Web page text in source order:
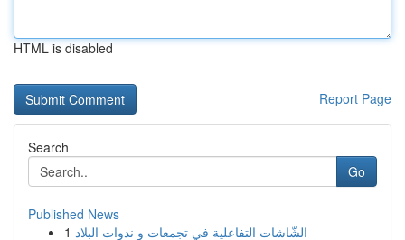
HTML is disabled
Report Page
Search
Go
Published News
1 الشّاشات التفاعلية في تجمعات و ندوات البلاد